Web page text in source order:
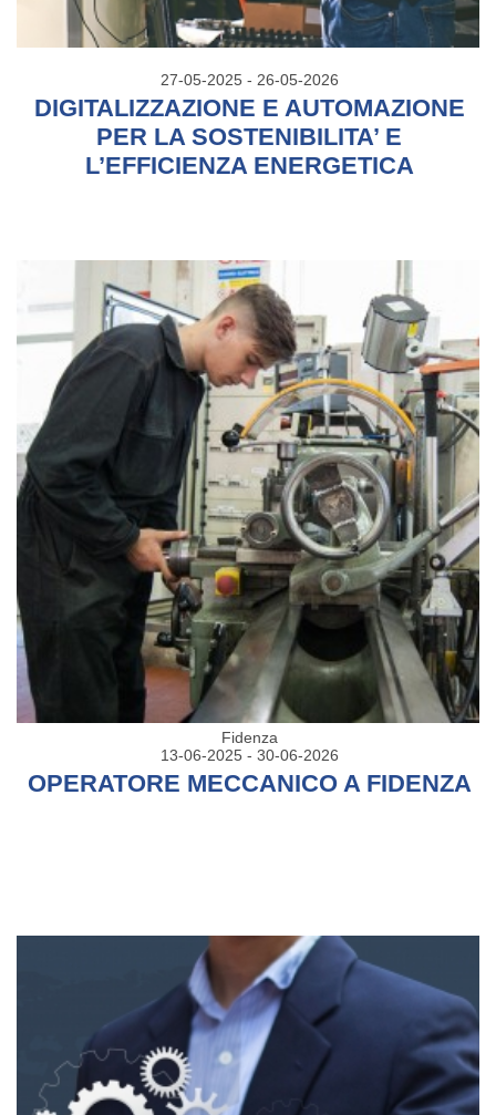
27-05-2025 - 26-05-2026
DIGITALIZZAZIONE E AUTOMAZIONE
PER LA SOSTENIBILITA’ E
L’EFFICIENZA ENERGETICA
Fidenza
13-06-2025 - 30-06-2026
OPERATORE MECCANICO A FIDENZA